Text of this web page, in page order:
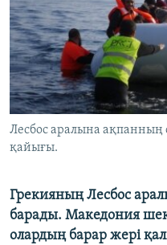
Русский
ЖАЗЫЛЫҢЫЗ
Басқа тілдерде
Лесбос аралына
қайығы.
Грекияның Лесбос
барады. Македония
олардың барар жері